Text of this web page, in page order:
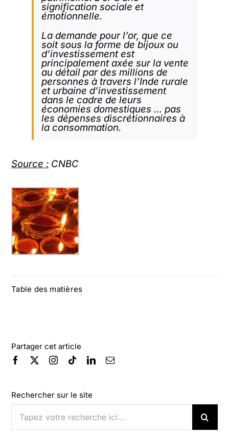
Table des matières
Partager cet article
Rechercher sur le site
signification sociale et
émotionnelle.
La demande pour l’or, que ce
soit sous la forme de bijoux ou
d’investissement est
principalement axée sur la vente
au détail par des millions de
personnes à travers l’Inde rurale
et urbaine d’investissement
dans le cadre de leurs
économies domestiques … pas
les dépenses discrétionnaires à
la consommation.
Source : CNBC